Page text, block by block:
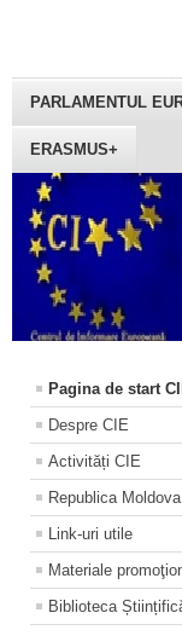
PARLAMENTUL
ERASMUS+
Pagina de start
Despre CIE
Activități CIE
Republica
Link-uri utile
Materiale
Biblioteca